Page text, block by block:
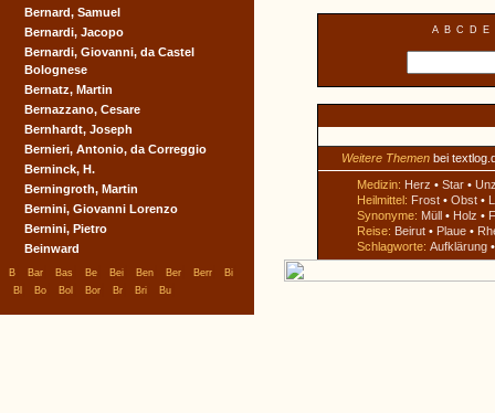
A B C D E
Weitere Themen bei
Medizin: Herz • Star •
Heilmittel: Frost • Obst •
Synonyme: Müll • Holz •
Reise: Beirut • Plaue •
Schlagworte: Aufklärung
Bernard, Samuel
Bernardi, Jacopo
Bernardi, Giovanni, da Castel
Bolognese
Bernatz, Martin
Bernazzano, Cesare
Bernhardt, Joseph
Bernieri, Antonio, da Correggio
Berninck, H.
Berningroth, Martin
Bernini, Giovanni Lorenzo
Bernini, Pietro
Beinward
B Bar Bas Be Bei Ben Ber Berr Bi
Bl Bo Bol Bor Br Bri Bu